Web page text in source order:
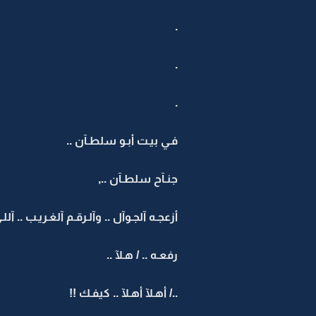
.
.
.
فـي بيـت أبـو سلطـآن ..
جنـآح سلطـآن ..,
أزعجـه آلجـوآل .. وآلـرقـم آلغـريـب ..
رفعـه .. / هـلآ ..
../ أهـلآ أهـلآ .. كيفـك !!